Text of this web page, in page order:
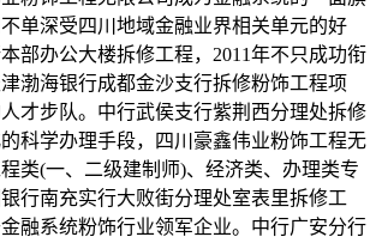
单深受四川地域金融业界相关单元的好
部办公大楼拆修工程，2011年不只成功衔
渤海银行成都金沙支行拆修粉饰工程项
才步队。中行武侯支行紫荆西分理处拆修
科学办理手段，四川豪鑫伟业粉饰工程无
类(一、二级建制师)、经济类、办理类专
行南充实行大败街分理处室表里拆修工
融系统粉饰行业领军企业。中行广安分行